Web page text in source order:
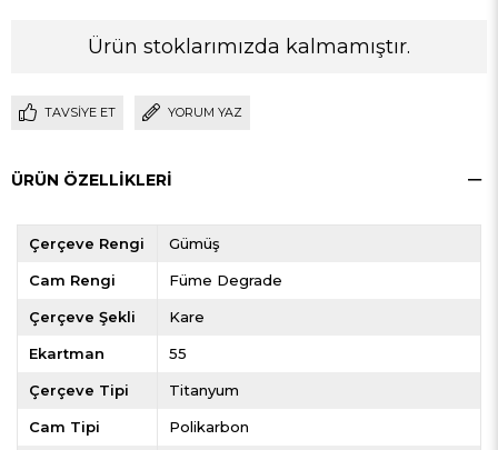
Ürün stoklarımızda kalmamıştır.
TAVSIYE ET YORUM YAZ
ÜRÜN ÖZELLIKLERI
Çerçeve Rengi Gümüş
Cam Rengi Füme Degrade
Çerçeve Şekli Kare
Ekartman 55
Çerçeve Tipi Titanyum
Cam Tipi Polikarbon